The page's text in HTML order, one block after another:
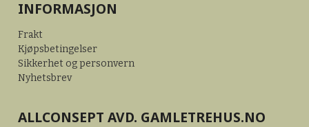
INFORMASJON
Frakt
Kjøpsbetingelser
Sikkerhet og personvern
Nyhetsbrev
ALLCONSEPT AVD. GAMLETREHUS.NO